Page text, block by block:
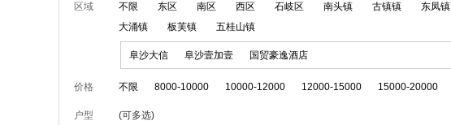
区域 不限 东区 南区 西区 石岐区 南头镇 古镇镇 东凤镇
大涌镇
板芙镇 五桂山镇
阜沙大信 阜沙壹加壹 国贸豪逸酒店
价格 不限 8000-10000 10000-12000 12000-15000 15000-20000
户型 (可多选)